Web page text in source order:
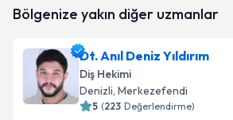
Kişisel verilerimin işlenmesine
Bölgenize yakın diğer uzmanlar
Dt. Anıl Deniz Yıldırım
Diş Hekimi
Denizli, Merkezefendi
5 (223 Değerlendirme)